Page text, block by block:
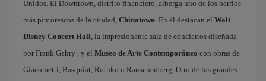
Unidos. El Downtown, distrito financiero, alberga uno de los barrios
más pintorescos de la ciudad, Chinatown. En él destacan el Walt
Disney Concert Hall, la impresionante sala de conciertos diseñada
por Frank Gehry , y el Museo de Arte Contemporáneo con obras de
Giacometti, Basquiat, Rothko o Rauschenberg. Otro de los grandes